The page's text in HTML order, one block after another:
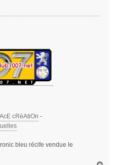
cRéAtiOn -
bleu récife vendue le